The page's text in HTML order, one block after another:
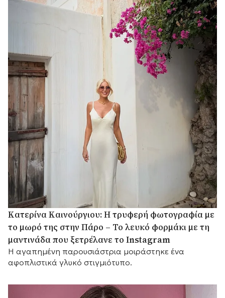
Κατερίνα Καινούργιου: Η τρυφερή φωτογραφία με
το μωρό της στην Πάρο – Το λευκό φορμάκι με τη
μαντινάδα που ξετρέλανε το Instagram
Η αγαπημένη παρουσιάστρια μοιράστηκε ένα
αφοπλιστικά γλυκό στιγμιότυπο.